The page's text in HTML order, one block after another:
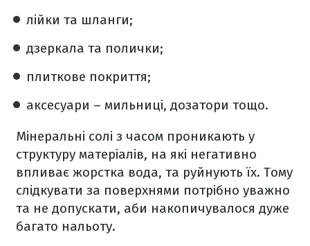
лійки та шланги;
дзеркала та полички;
плиткове покриття;
аксесуари – мильниці, дозатори тощо.
Мінеральні солі з часом проникають у
структуру матеріалів, на які негативно
впливає жорстка вода, та руйнують їх. Тому
слідкувати за поверхнями потрібно уважно
та не допускати, аби накопичувалося дуже
багато нальоту.